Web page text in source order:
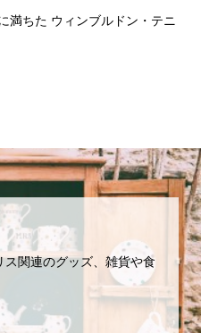
満ちた ウィンブルドン・テニ
ス関連のグッズ、雑貨や食